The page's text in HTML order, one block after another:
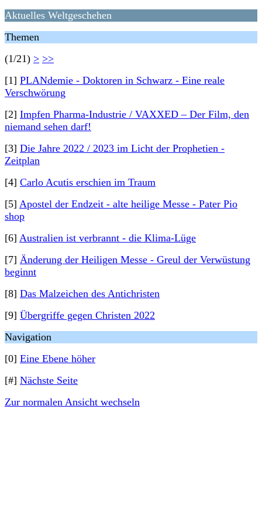
Aktuelles Weltgeschehen
Themen
(1/21) > >>
[1] PLANdemie - Doktoren in Schwarz - Eine reale
Verschwörung
[2] Impfen Pharma-Industrie / VAXXED – Der Film, den
niemand sehen darf!
[3] Die Jahre 2022 / 2023 im Licht der Prophetien -
Zeitplan
[4] Carlo Acutis erschien im Traum
[5] Apostel der Endzeit - alte heilige Messe - Pater Pio
shop
[6] Australien ist verbrannt - die Klima-Lüge
[7] Änderung der Heiligen Messe - Greul der Verwüstung
beginnt
[8] Das Malzeichen des Antichristen
[9] Übergriffe gegen Christen 2022
Navigation
[0] Eine Ebene höher
[#] Nächste Seite
Zur normalen Ansicht wechseln